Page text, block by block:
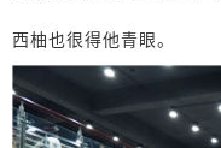
西柚也很得他青眼。